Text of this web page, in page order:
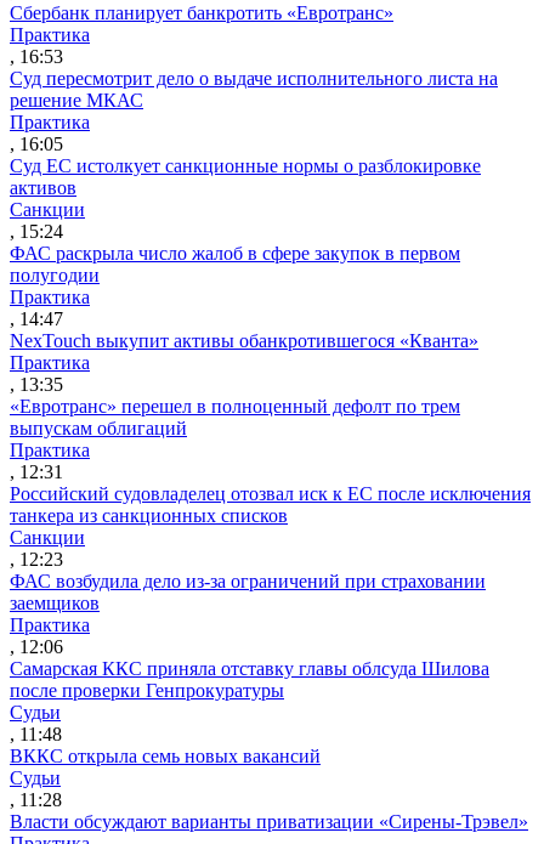
Сбербанк планирует банкротить «Евротранс»
Практика
, 16:53
Суд пересмотрит дело о выдаче исполнительного листа на
решение МКАС
Практика
, 16:05
Суд ЕС истолкует санкционные нормы о разблокировке
активов
Санкции
, 15:24
ФАС раскрыла число жалоб в сфере закупок в первом
полугодии
Практика
, 14:47
NexTouch выкупит активы обанкротившегося «Кванта»
Практика
, 13:35
«Евротранс» перешел в полноценный дефолт по трем
выпускам облигаций
Практика
, 12:31
Российский судовладелец отозвал иск к ЕС после исключения
танкера из санкционных списков
Санкции
, 12:23
ФАС возбудила дело из-за ограничений при страховании
заемщиков
Практика
, 12:06
Самарская ККС приняла отставку главы облсуда Шилова
после проверки Генпрокуратуры
Судьи
, 11:48
ВККС открыла семь новых вакансий
Судьи
, 11:28
Власти обсуждают варианты приватизации «Сирены-Трэвел»